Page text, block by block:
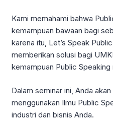
Kami memahami bahwa
kemampuan bawaan bagi
karena itu, Let’s Speak
memberikan solusi bagi
kemampuan Public Speaking
Dalam seminar ini, Anda
menggunakan Ilmu Public
industri dan bisnis Anda.